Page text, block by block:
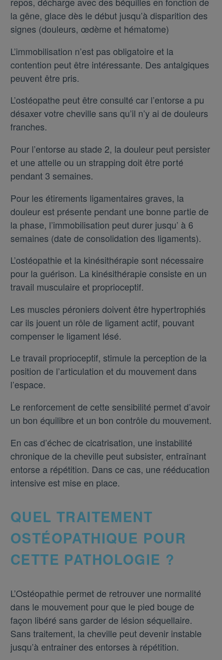
la gêne, glace dès le début jusqu’à disparition des
signes (douleurs, œdème et hématome)
L’immobilisation n’est pas obligatoire et la
contention peut être intéressante. Des antalgiques
peuvent être pris.
L’ostéopathe peut être consulté car l’entorse a pu
désaxer votre cheville sans qu’il n’y ai de douleurs
franches.
Pour l’entorse au stade 2, la douleur peut persister
et une attelle ou un strapping doit être porté
pendant 3 semaines.
Pour les étirements ligamentaires graves, la
douleur est présente pendant une bonne partie de
la phase, l’immobilisation peut durer jusqu’ à 6
semaines (date de consolidation des ligaments).
L’ostéopathie et la kinésithérapie sont nécessaire
pour la guérison. La kinésithérapie consiste en un
travail musculaire et proprioceptif.
Les muscles péroniers doivent être hypertrophiés
car ils jouent un rôle de ligament actif, pouvant
compenser le ligament lésé.
Le travail proprioceptif, stimule la perception de la
position de l’articulation et du mouvement dans
l’espace.
Le renforcement de cette sensibilité permet d’avoir
un bon équilibre et un bon contrôle du mouvement.
En cas d’échec de cicatrisation, une instabilité
chronique de la cheville peut subsister, entraînant
entorse a répétition. Dans ce cas, une rééducation
intensive est mise en place.
QUEL TRAITEMENT
OSTÉOPATHIQUE POUR
CETTE PATHOLOGIE ?
L’Ostéopathie permet de retrouver une normalité
dans le mouvement pour que le pied bouge de
façon libéré sans garder de lésion séquellaire.
Sans traitement, la cheville peut devenir instable
jusqu’à entrainer des entorses à répétition.